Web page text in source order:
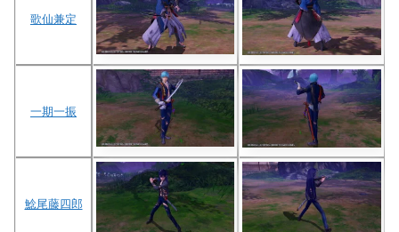
歌仙兼定
一期一振
鯰尾藤四郎